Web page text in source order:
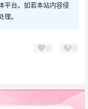
平台。如若本站内容侵
。
0 0